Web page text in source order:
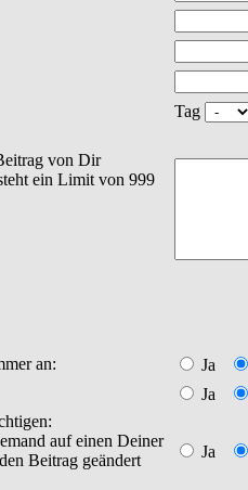
Tag
von Dir
ein Limit von 999
an:
Ja
Ja
auf einen Deiner
Beitrag geändert
Ja